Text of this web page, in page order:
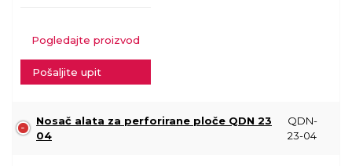
Pogledajte proizvod
Pošaljite upit
Nosač alata za perforirane ploče QDN 23
04
QDN-
23-04